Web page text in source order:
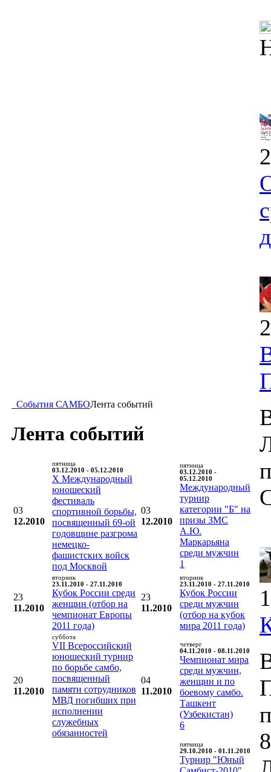
События САМБОЛента событий
Лента событий
03
12.2010
пятница
03.12.2010 - 05.12.2010
X Международный
юношеский
фестиваль
спортивной борьбы,
посвященный 69-ой
годовщине разгрома
немецко-
фашистских войск
под Москвой
03
12.2010
пятница
03.12.2010 -
05.12.2010
Международный
турнир
категории "Б" на
призы ЗМС
А.Ю.
Маркарьяна
среди мужчин
1
23
11.2010
вторник
23.11.2010 - 27.11.2010
Кубок России среди
женщин (отбор на
чемпионат Европы
2011 года)
23
11.2010
вторник
23.11.2010 - 27.11.2010
Кубок России
среди мужчин
(отбор на кубок
мира 2011 года)
20
11.2010
суббота
VII Всероссийский
юношеский турнир
по борьбе самбо,
посвященный
памяти сотрудников
МВД погибших при
исполнении
служебных
обязанностей
04
11.2010
четверг
04.11.2010 - 08.11.2010
Чемпионат мира
среди мужчин,
женщин и по
боевому самбо.
Ташкент
(Узбекистан)
6
пятница
29.10.2010 - 01.11.2010
Турнир "Юный